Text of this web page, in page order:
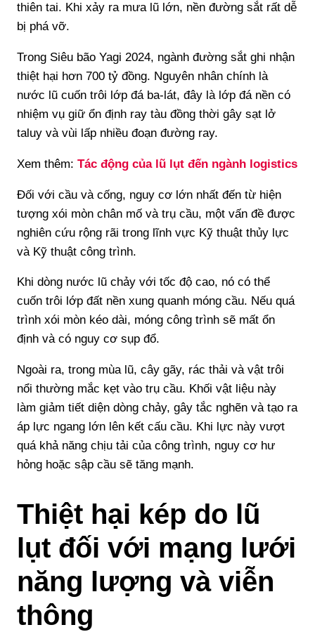
thiên tai. Khi xảy ra mưa lũ lớn, nền đường sắt rất dễ
bị phá vỡ.
Trong Siêu bão Yagi 2024, ngành đường sắt ghi nhận
thiệt hại hơn 700 tỷ đồng. Nguyên nhân chính là
nước lũ cuốn trôi lớp đá ba-lát, đây là lớp đá nền có
nhiệm vụ giữ ổn định ray tàu đồng thời gây sạt lở
taluy và vùi lấp nhiều đoạn đường ray.
Xem thêm: Tác động của lũ lụt đến ngành logistics
Đối với cầu và cống, nguy cơ lớn nhất đến từ hiện
tượng xói mòn chân mố và trụ cầu, một vấn đề được
nghiên cứu rộng rãi trong lĩnh vực Kỹ thuật thủy lực
và Kỹ thuật công trình.
Khi dòng nước lũ chảy với tốc độ cao, nó có thể
cuốn trôi lớp đất nền xung quanh móng cầu. Nếu quá
trình xói mòn kéo dài, móng công trình sẽ mất ổn
định và có nguy cơ sụp đổ.
Ngoài ra, trong mùa lũ, cây gãy, rác thải và vật trôi
nổi thường mắc kẹt vào trụ cầu. Khối vật liệu này
làm giảm tiết diện dòng chảy, gây tắc nghẽn và tạo ra
áp lực ngang lớn lên kết cấu cầu. Khi lực này vượt
quá khả năng chịu tải của công trình, nguy cơ hư
hỏng hoặc sập cầu sẽ tăng mạnh.
Thiệt hại kép do lũ
lụt đối với mạng lưới
năng lượng và viễn
thông